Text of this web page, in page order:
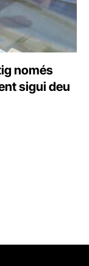
només
sigui deu